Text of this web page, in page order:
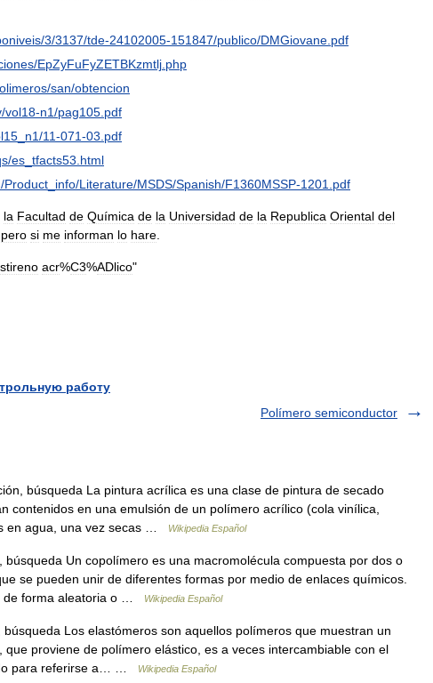
/3/3137/tde-24102005-151847/publico/DMGiovane pdf
/EpZyFuFyZETBKzmtlj php
/san/obtencion
/vol18-n1/pag105 pdf
n1/11-071-03 pdf
/es tfacts53 html
/Product info/Literature/MSDS/Spanish/F1360MSSP-1201 pdf
la Facultad de Química de la Universidad de la Republica Oriental del
pero si me informan lo hare
acr%C3%ADlico"
работу
Polímero semiconductor
búsqueda La pintura acrílica es una clase de pintura de secado
contenidos en una emulsión de un polímero acrílico (cola vinílica,
en agua, una vez secas …
Wikipedia Español
Un copolímero es una macromolécula compuesta por dos o
se pueden unir de diferentes formas por medio de enlaces químicos.
de forma aleatoria o …
Wikipedia Español
Los elastómeros son aquellos polímeros que muestran un
proviene de polímero elástico, es a veces intercambiable con el
para referirse a… …
Wikipedia Español